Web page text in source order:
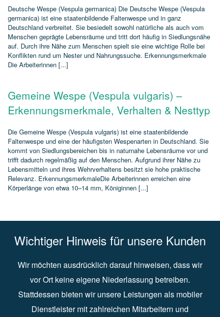
Deutsche Wespe (Vespula germanica) Die Deutsche Wespe (Vespula
germanica) ist eine staatenbildende Faltenwespe und in ganz
Deutschland verbreitet. Sie besiedelt sowohl natürliche als auch vom
Menschen geprägte Lebensräume und tritt dort häufig in Siedlungsnähe
auf. Durch ihre Nähe zum Menschen spielt sie eine wichtige Rolle bei
Konflikten rund um Nester und Nahrungssuche. Erkennungsmerkmale
Die Arbeiterinnen [...]
Gemeine Wespe (Vespula vulgaris) –
Erkennungsmerkmale, Verhalten & Nesttyp
Die Gemeine Wespe (Vespula vulgaris) ist eine staatenbildende
Faltenwespe und eine der häufigsten Wespenarten in Deutschland. Sie
kommt von Siedlungsbereichen bis in naturnahe Lebensräume vor und
trifft dadurch regelmäßig auf den Menschen. Aufgrund ihrer Nähe zu
Lebensmitteln und ihres Wehrverhaltens besitzt sie hohe praktische
Relevanz. ErkennungsmerkmaleDie Arbeiterinnen erreichen eine
Körperlänge von etwa 10–14 mm, Königinnen [...]
Wichtiger Hinweis für unsere Kunden
Wir möchten ausdrücklich darauf hinweisen, dass wir
vor Ort keine eigene Niederlassung betreiben.
Stattdessen bieten wir unsere Leistungen als mobiler
Dienstleister mit zahlreichen Mitarbeitern und